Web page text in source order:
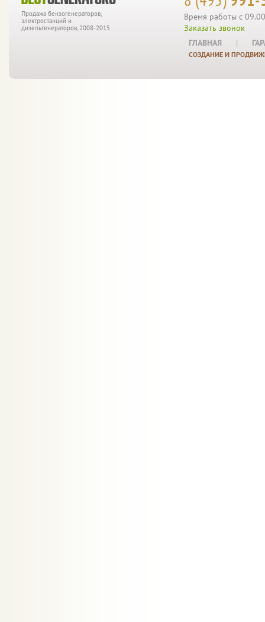
Продажа бензогенераторов,
электростанций и
дизельгенераторов, 2008-2015
Время работы с
Заказать звонок
ГЛАВНАЯ
|
СОЗДАНИЕ И